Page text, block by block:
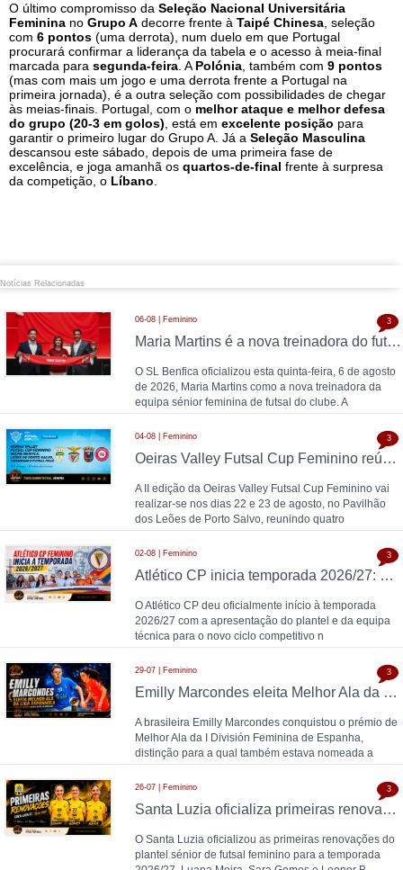
O último compromisso da Seleção Nacional Universitária
Feminina no Grupo A decorre frente à Taipé Chinesa , seleção
com 6 pontos (uma derrota), num duelo em que Portugal
procurará confirmar a liderança da tabela e o acesso à meia-final
marcada para segunda-feira . A Polónia , também com 9 pontos
(mas com mais um jogo e uma derrota frente a Portugal na
primeira jornada), é a outra seleção com possibilidades de chegar
às meias-finais. Portugal, com o melhor ataque e melhor defesa
do grupo (20-3 em golos) , está em excelente posição para
garantir o primeiro lugar do Grupo A. Já a Seleção Masculina
descansou este sábado, depois de uma primeira fase de
excelência, e joga amanhã os quartos-de-final frente à surpresa
da competição, o Líbano
Notícias Relacionadas
06-08 | Feminino
Maria Martins é a nova treinadora do futsal feminino do SL Benfica: contrato válido até 2028 com as campeãs nacionais
O SL Benfica oficializou esta quinta-feira, 6 de agosto
de 2026, Maria Martins como a nova treinadora da
equipa sénior feminina de futsal do clube. A
3
04-08 | Feminino
Oeiras Valley Futsal Cup Feminino reúne Benfica, Leões de Porto Salvo, Torreense e Futsal Feijó
A II edição da Oeiras Valley Futsal Cup Feminino vai
realizar-se nos dias 22 e 23 de agosto, no Pavilhão
dos Leões de Porto Salvo, reunindo quatro
3
02-08 | Feminino
Atlético CP inicia temporada 2026/27: Pedro Henriques comanda plantel feminino
O Atlético CP deu oficialmente início à temporada
2026/27 com a apresentação do plantel e da equipa
técnica para o novo ciclo competitivo n
3
29-07 | Feminino
Emilly Marcondes eleita Melhor Ala da Liga Espanhola; Carolina Pedreira esteve entre as nomeadas
A brasileira Emilly Marcondes conquistou o prémio de
Melhor Ala da I División Feminina de Espanha,
distinção para a qual também estava nomeada a
3
26-07 | Feminino
Santa Luzia oficializa primeiras renovações para 2026/27: Luana Meira, Sara Gomes e Leonor Brandão
O Santa Luzia oficializou as primeiras renovações do
plantel sénior de futsal feminino para a temporada
3